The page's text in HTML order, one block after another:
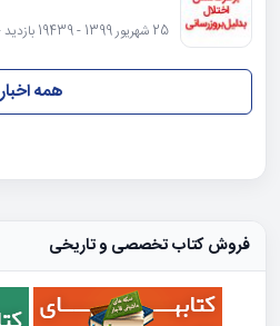
25 شهریور 1399 - 19439 بازدید - 6 نظر
همه اخبار
فروش کتاب تخصصی و تاریخی